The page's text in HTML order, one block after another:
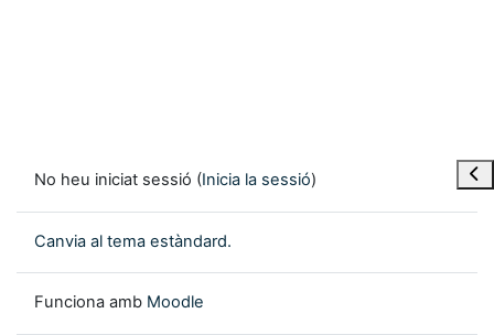
No heu iniciat sessió (Inicia la sessió)
Canvia al tema estàndard.
Funciona amb Moodle